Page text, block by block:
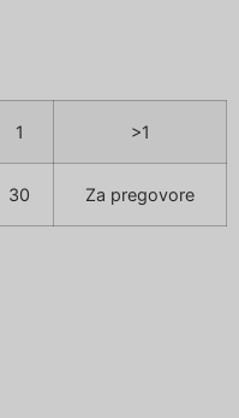
1 >1
30 Za pregovore